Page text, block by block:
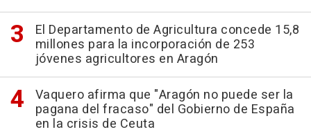
El Departamento de Agricultura concede 15,8
millones para la incorporación de 253
jóvenes agricultores en Aragón
Vaquero afirma que "Aragón no puede ser la
pagana del fracaso" del Gobierno de España
en la crisis de Ceuta